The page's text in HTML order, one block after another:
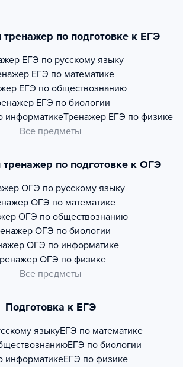
тренажер по подготовке к ЕГЭ
ЕГЭ по русскому языку
ЕГЭ по математике
ЕГЭ по обществознанию
ЕГЭ по биологии
информатикеТренажер ЕГЭ по физике
Все предметы
тренажер по подготовке к ОГЭ
ОГЭ по русскому языку
ОГЭ по математике
ОГЭ по обществознанию
ОГЭ по биологии
ОГЭ по информатике
ОГЭ по физике
Все предметы
Подготовка к ЕГЭ
языкуЕГЭ по математике
ЕГЭ по биологии
информатикеЕГЭ по физике